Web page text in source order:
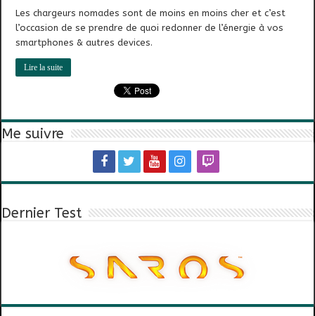
Les chargeurs nomades sont de moins en moins cher et c’est
l’occasion de se prendre de quoi redonner de l’énergie à vos
smartphones & autres devices.
Lire la suite
Me suivre
Dernier Test